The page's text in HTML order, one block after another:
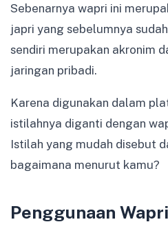
Sebenarnya wapri ini
japri yang sebelumnya
sendiri merupakan akronim
jaringan pribadi.
Karena digunakan dalam
istilahnya diganti dengan
Istilah yang mudah disebut
bagaimana menurut kamu?
Penggunaan Wapri